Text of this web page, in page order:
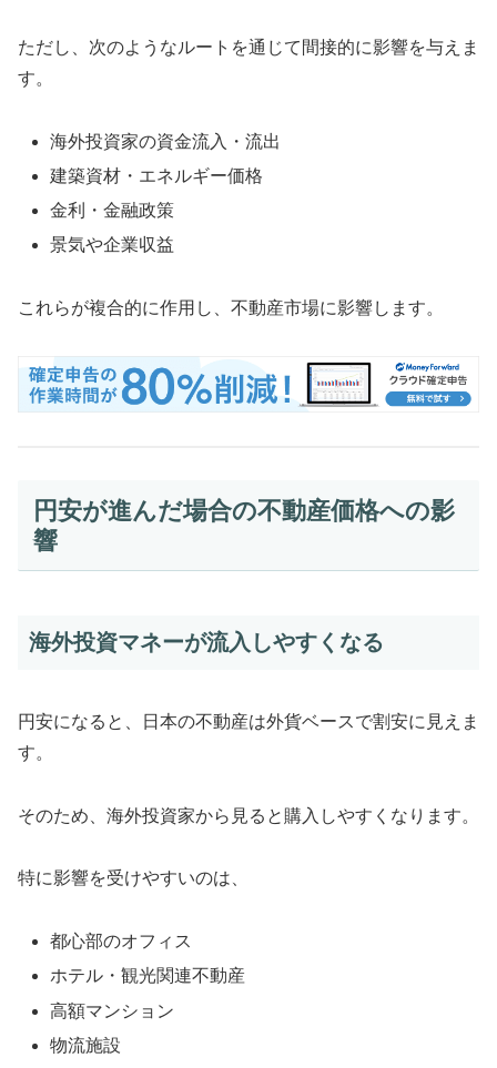
ただし、次のようなルートを通じて間接的に影響を与えま
す。
海外投資家の資金流入・流出
建築資材・エネルギー価格
金利・金融政策
景気や企業収益
これらが複合的に作用し、不動産市場に影響します。
円安が進んだ場合の不動産価格への影
響
海外投資マネーが流入しやすくなる
円安になると、日本の不動産は外貨ベースで割安に見えま
す。
そのため、海外投資家から見ると購入しやすくなります。
特に影響を受けやすいのは、
都心部のオフィス
ホテル・観光関連不動産
高額マンション
物流施設